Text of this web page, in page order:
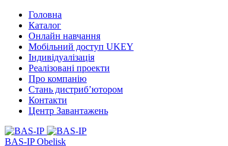
Головна
Каталог
Онлайн навчання
Мобільний доступ UKEY
Індивідуалізація
Реалізовані проекти
Про компанію
Стань дистриб’ютором
Контакти
Центр Завантажень
BAS-IP Obelisk